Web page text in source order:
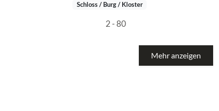
Schloss / Burg / Kloster
2 - 80
Mehr anzeigen